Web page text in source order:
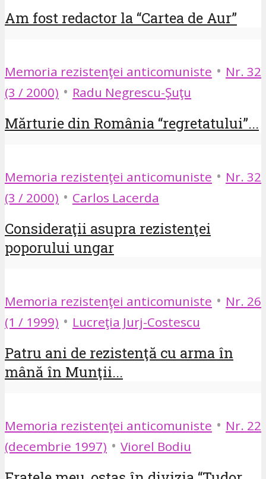
Am fost redactor la “Cartea de Aur”
Memoria rezistenţei anticomuniste • Nr. 32
(3 / 2000) • Radu Negrescu-Şuţu
Mărturie din România “regretatului”...
Memoria rezistenţei anticomuniste • Nr. 32
(3 / 2000) • Carlos Lacerda
Consideraţii asupra rezistenţei
poporului ungar
Memoria rezistenţei anticomuniste • Nr. 26
(1 / 1999) • Lucreţia Jurj-Costescu
Patru ani de rezistenţă cu arma în
mână în Munţii...
Memoria rezistenţei anticomuniste • Nr. 22
(decembrie 1997) • Viorel Bodiu